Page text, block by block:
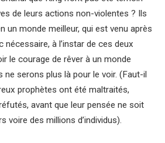
de leurs actions non-violentes ? Ils
un monde meilleur, qui est venu après
nécessaire, à l’instar de ces deux
le courage de rêver à un monde
ne serons plus là pour le voir. (Faut-il
prophètes ont été maltraités,
avant que leur pensée ne soit
voire des millions d’individus).